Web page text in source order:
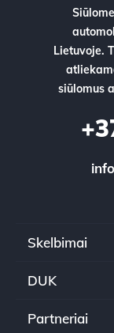
Lietuvoje.
siūlomus
Skelbimai
DUK
Partneriai